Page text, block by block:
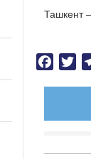
Ташкент